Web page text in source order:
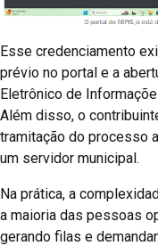
Esse credenciamento
prévio no portal e a
Eletrônico de
Além disso, o
tramitação do processo
um servidor municipal.
Na prática, a
a maioria das pessoas
gerando filas e